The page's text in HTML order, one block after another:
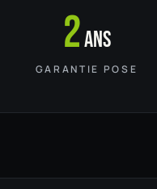
2ans
GARANTIE POSE